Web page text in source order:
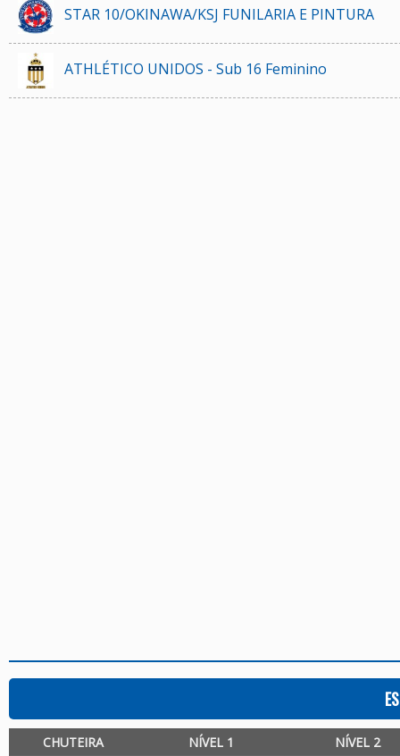
STAR 10/OKINAWA/KSJ FUNILARIA E PINTURA
ATHLÉTICO UNIDOS - Sub 16 Feminino
CHUTEIRA NÍVEL 1 NÍVEL 2